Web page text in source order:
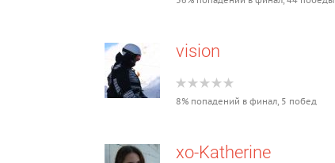
vision
8% попадений в финал, 5 побед
xo-Katherine